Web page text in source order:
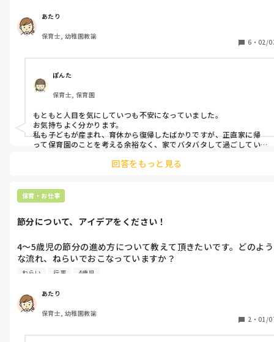
仕事中も、怪我やトラブルなどがあると以前より不安になった
り、どう思われているだろうと考えてしまったり、向き合うのが
しんどく感じてしまうこともあります。
社会人一年目の時もこのような感情で不安だらけでした。でもも
う何年も経験しているのに最近このような気持ちが増えていま
す。子どもが生まれた事も大きな要因かもしれませんが、子ども
を育てると保育も今までと違った見方ができるよとポジティブな
り仕事量はぐっと減っているはずなのに…
子ども達との関わりは楽しいし、職員の仲も良いでてす。保育の
なさんはこのようなご経験はありますか？どのように対処されて
いましたか？
あたり
保育士, 幼稚園教諭
6 ・ 02/
ぽんた
保育士, 保育園
もともと人目を気にしていつも不安になっていました。
お気持ちよく分かります。
私も子どもが産まれ、育休から復帰したばかりですが、正直家に帰
って保育園のことを考える余裕なく、家でバタバタして過ごしてい
という働き方にして、担任ではあるけど、補助の立場にいるため、と
職場の仲が良いなら、話してスッキリすることはないですか？私も
職場で家のこと、仕事のことよく話すようになって不安になること
回答をもっと見る
保育・お仕事
節分について、アイデアをください！
4〜5歳児の節分の進め方について教えて頂きたいです。どのよう
な流れ、ねらいでおこなっていますか？
か？怖さだけで終わらないようにしたいのですが…
ねらい 行事 4歳児
あたり
保育士, 幼稚園教諭
2 ・ 01/